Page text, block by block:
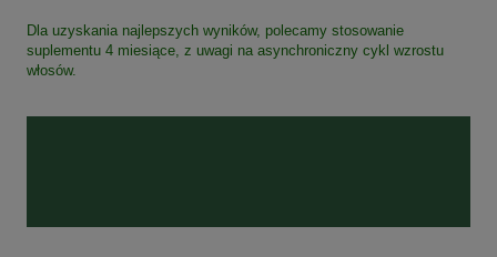
Dla uzyskania najlepszych wyników, polecamy stosowanie
suplementu 4 miesiące, z uwagi na asynchroniczny cykl wzrostu
włosów.